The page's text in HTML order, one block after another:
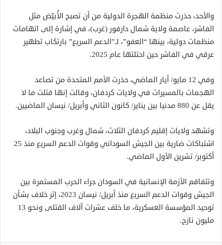
والأحد، حذرت منظمة الهجرة الدولية من أن تصبح الأُبيّض مثل
الفاشر، عاصمة ولاية شمال دارفور (غرب)، في إشارة إلى اتهامات
منظمات دولية، بينها “العفو”، لـ”الدعم السريع” بارتكاب تطهير
عرقي في الفاشر حين احتلتها عام 2025.
وفي 12 مايو/ أيار الماضي، حذرت الأمم المتحدة من تصاعد
الهجمات بالمسيرات في ولايات كردفان، وقالت إنها قتلت ما لا
يقل عن 880 مدنيا بين يناير/ كانون الثاني وأبريل/ نيسان الماضيين.
وتشهد ولايات إقليم كردفان الثلاث، شمال وغرب وجنوب البلاد،
اشتباكات ضارية بين الجيش السوداني وقوات الدعم السريع منذ 25
أكتوبر/ تشرين الأول الماضي.
وتتفاقم الأزمة الإنسانية في السودان جراء الحرب المستمرة بين
الجيش وقوات الدعم السريع منذ أبريل/ نيسان 2023، إثر خلاف بشأن
توحيد المؤسسة العسكرية، ما خلف عشرات آلاف القتلى ونحو 13
مليون نازح.